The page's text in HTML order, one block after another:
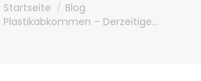
Startseite
Blog
Plastikabkommen – Derzeitige…